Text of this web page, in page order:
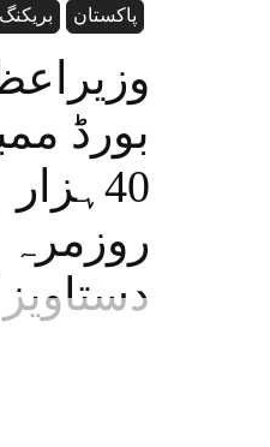
بریکنگ پاکستان
بورڈ